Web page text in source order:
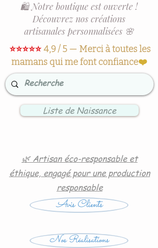
🛍️ Notre boutique est ouverte !
Découvrez nos créations
artisanales personnalisées 🌸
⭐⭐⭐⭐⭐4,9 / 5 — Merci à toutes les
mamans qui me font confiance❤️
Liste de Naissance
🌿 Artisan éco-responsable et
éthique, engagé pour une production
responsable
Avis Clients
Nos Réalisations